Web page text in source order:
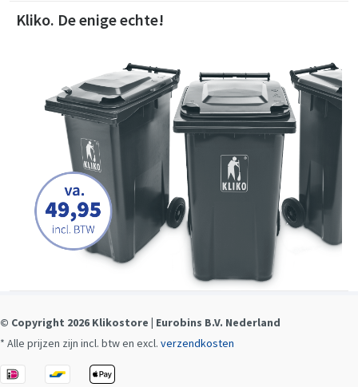
Kliko. De enige echte!
© Copyright 2026 Klikostore | Eurobins B.V. Nederland
* Alle prijzen zijn incl. btw en excl. verzendkosten